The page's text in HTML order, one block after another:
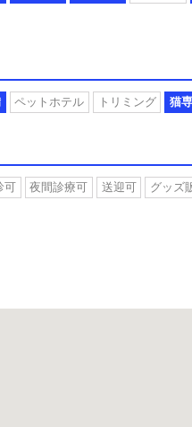
ペットホテル トリミング 猫
可 夜間診療可 送迎可 グッズ